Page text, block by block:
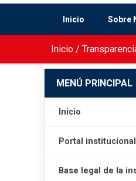
Inicio Sobre
Inicio /
MENÚ PRINCIPAL
Inicio
Portal institucional
Base legal de la